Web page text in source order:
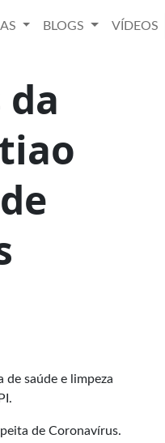
BLOGS
VÍDEOS
de saúde e limpeza
de Coronavírus.